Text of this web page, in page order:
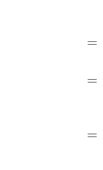
=
=
=